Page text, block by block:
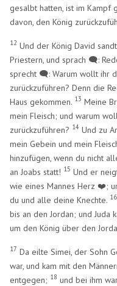
gesalbt hatten, ist im Kampf
davon, den König
12 Und der König David
Priestern, und sprach 🗨️:
sprecht 🗨️: Warum wollt ihr
zurückzuführen? Denn die
Haus gekommen. 13 Meine
mein Fleisch; und warum
zurückzuführen? 14 Und zu
mein Gebein und mein
hinzufügen, wenn du nicht
an Joabs statt! 15 Und er
wie eines Mannes Herz ❤️;
du und alle deine Knechte. 16
bis an den Jordan; und Juda
um den König über den
17 Da eilte Simei, der Sohn
war, und kam mit den
entgegen; 18 und bei ihm